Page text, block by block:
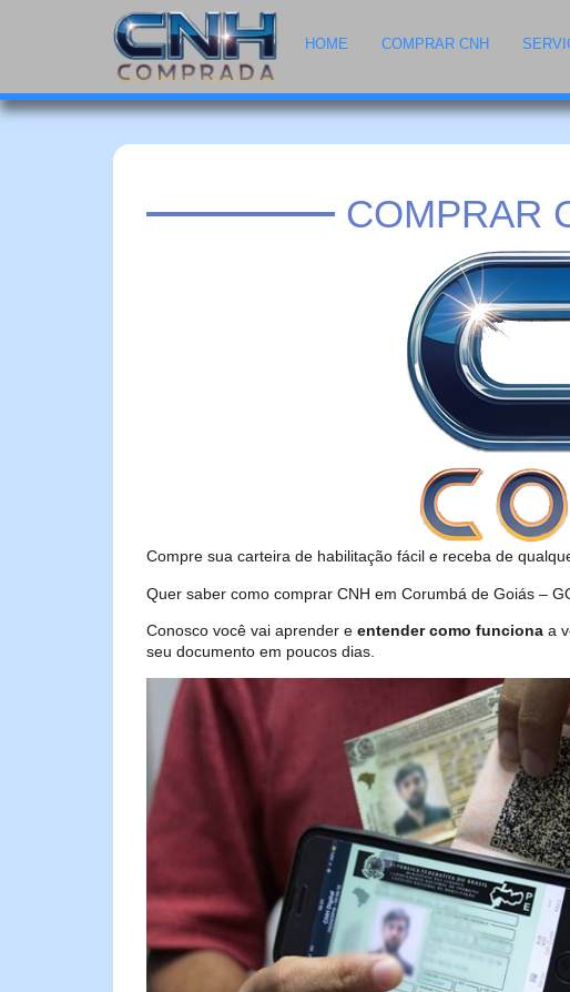
HOME COMPRAR CNH
COMPRAR
Compre sua carteira de habilitação fácil e receba de
Quer saber como comprar CNH em Corumbá de Goiás –
Conosco você vai aprender e entender como funciona a
seu documento em poucos dias.